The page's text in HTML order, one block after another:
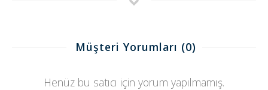
Müşteri Yorumları (0)
Henüz bu satıcı için yorum yapılmamış.